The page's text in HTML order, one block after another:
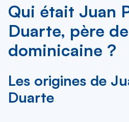
Qui était Juan
Duarte, père
dominicaine ?
Les origines de
Duarte